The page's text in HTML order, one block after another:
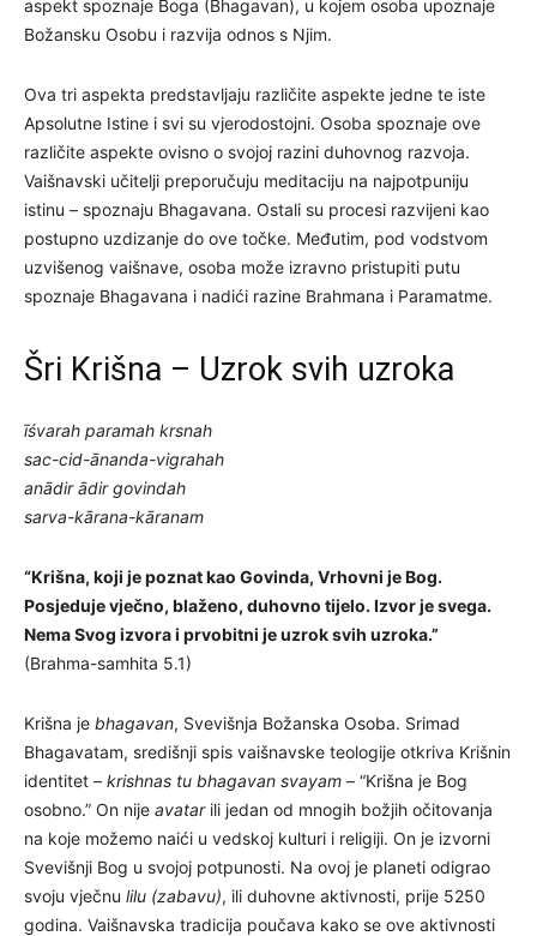
aspekt spoznaje Boga (Bhagavan), u kojem osoba upoznaje
Božansku Osobu i razvija odnos s Njim.
Ova tri aspekta predstavljaju različite aspekte jedne te iste
Apsolutne Istine i svi su vjerodostojni. Osoba spoznaje ove
različite aspekte ovisno o svojoj razini duhovnog razvoja.
Vaišnavski učitelji preporučuju meditaciju na najpotpuniju
istinu – spoznaju Bhagavana. Ostali su procesi razvijeni kao
postupno uzdizanje do ove točke. Međutim, pod vodstvom
uzvišenog vaišnave, osoba može izravno pristupiti putu
spoznaje Bhagavana i nadići razine Brahmana i Paramatme.
Šri Krišna – Uzrok svih uzroka
īśvarah paramah krsnah
sac-cid-ānanda-vigrahah
anādir ādir govindah
sarva-kārana-kāranam
“Krišna, koji je poznat kao Govinda, Vrhovni je Bog.
Posjeduje vječno, blaženo, duhovno tijelo. Izvor je svega.
Nema Svog izvora i prvobitni je uzrok svih uzroka.”
(Brahma-samhita 5.1)
Krišna je bhagavan, Svevišnja Božanska Osoba. Srimad
Bhagavatam, središnji spis vaišnavske teologije otkriva Krišnin
identitet – krishnas tu bhagavan svayam – “Krišna je Bog
osobno.” On nije avatarili jedan od mnogih božjih očitovanja
na koje možemo naići u vedskoj kulturi i religiji. On je izvorni
Svevišnji Bog u svojoj potpunosti. Na ovoj je planeti odigrao
svoju vječnu lilu (zabavu), ili duhovne aktivnosti, prije 5250
godina. Vaišnavska tradicija poučava kako se ove aktivnosti